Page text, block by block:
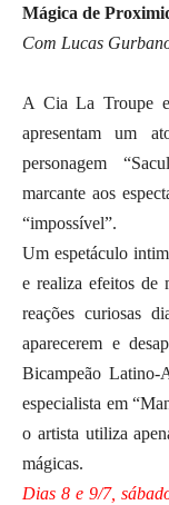
Mágica de
Com Lucas
A Cia La Troupe
apresentam um
personagem
marcante aos
“impossível”.
Um espetáculo
e realiza efeitos de
reações curiosas
aparecerem e
Bicampeão Latino-
especialista em
o artista utiliza
mágicas.
Dias 8 e 9/7,